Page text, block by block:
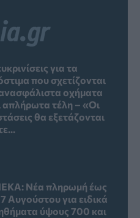
για τα
που σχετίζονται
οχήματα
απλήρωτα τέλη – «Οι
θα εξετάζονται
Νέα πληρωμή έως
7 Αυγούστου για ειδικά
ύψους 700 και